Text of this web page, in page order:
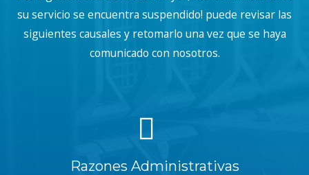
su servicio se encuentra suspendido! puede revisar las
siguientes causales y retomarlo una vez que se haya
comunicado con nosotros.
Razones Administrativas